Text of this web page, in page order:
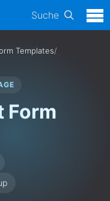
Suche
Templates/
Form